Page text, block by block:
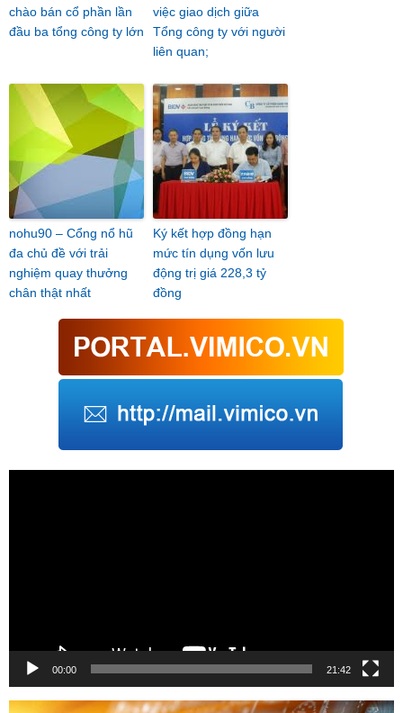
chào bán cổ phần lần
đầu ba tổng công ty lớn
việc giao dịch giữa
Tổng công ty với người
liên quan;
nohu90 – Cổng nổ hũ
đa chủ đề với trải
nghiệm quay thưởng
chân thật nhất
Ký kết hợp đồng hạn
mức tín dụng vốn lưu
động trị giá 228,3 tỷ
đồng
00:00 21:42